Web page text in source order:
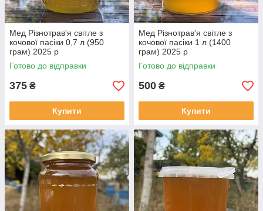
Мед Різнотрав'я світле з
кочової пасіки 0,7 л (950
грам) 2025 р
Готово до відправки
375 ₴
Купити
Мед Різнотрав'я світле з
кочової пасіки 1 л (1400
грам) 2025 р
Готово до відправки
500 ₴
Купити